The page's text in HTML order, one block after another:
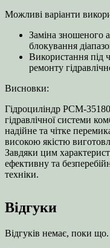
Можливі варіанти
Заміна зношеного
блокування
Використання під
ремонту
Висновки:
Гідроциліндр РСМ-
гідравлічної системи
надійне та чітке
високою якістю
Завдяки цим
ефективну та
техніки.
Відгуки
Відгуків немає, поки що.